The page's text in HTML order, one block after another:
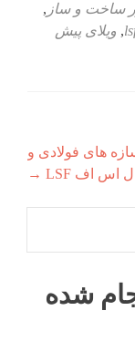
ساخت و ساز ,
, ویلای پیش
های فولادی و
ال اس اف LSF
→
شده